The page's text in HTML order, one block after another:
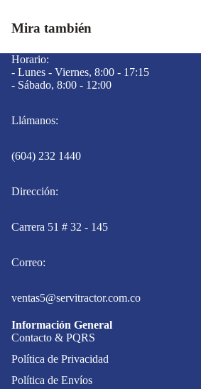
Mira también
Horario:
- Lunes - Viernes, 8:00 - 17:15
- Sábado, 8:00 - 12:00
Llámanos:
(604) 232 1440
Dirección:
Carrera 51 # 32 - 145
Correo:
ventas5@servitractor.com.co
Información General
Contacto & PQRS
Política de Privacidad
Política de Envíos